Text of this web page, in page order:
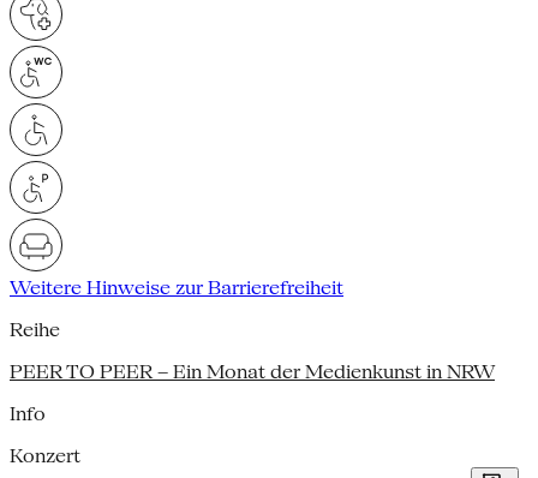
Weitere Hinweise zur Barrierefreiheit
Reihe
PEER TO PEER – Ein Monat der Medienkunst in NRW
Info
Konzert